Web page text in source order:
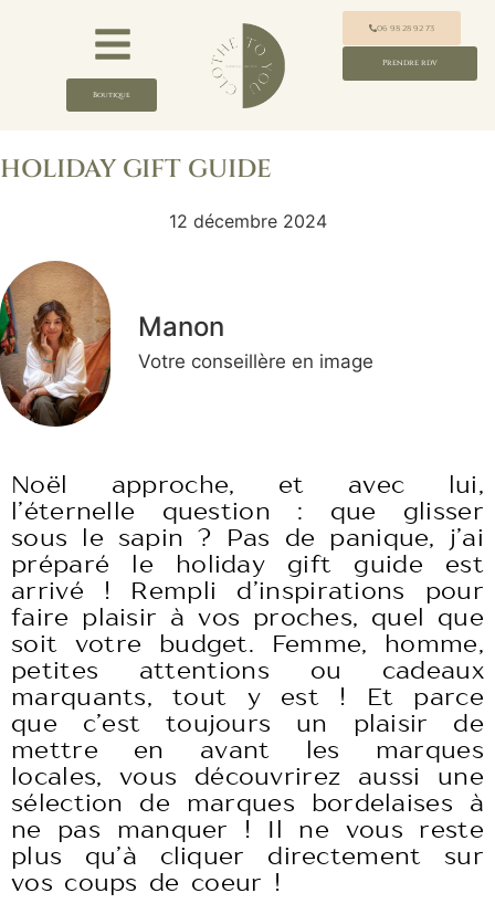
Boutique
06 98 28 92 73
Prendre rdv
HOLIDAY GIFT GUIDE
12 décembre 2024
Manon
Votre conseillère en image
Noël approche, et avec lui,
l’éternelle question : que glisser
sous le sapin ? Pas de panique, j’ai
préparé le holiday gift guide est
arrivé ! Rempli d’inspirations pour
faire plaisir à vos proches, quel que
soit votre budget. Femme, homme,
petites attentions ou cadeaux
marquants, tout y est ! Et parce
que c’est toujours un plaisir de
mettre en avant les marques
locales, vous découvrirez aussi une
sélection de marques bordelaises à
ne pas manquer ! Il ne vous reste
plus qu’à cliquer directement sur
vos coups de coeur !